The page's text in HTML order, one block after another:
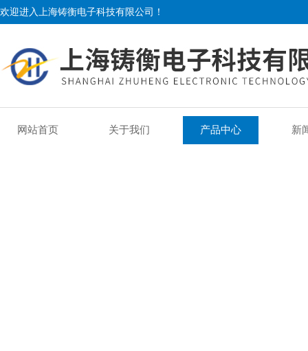
欢迎进入上海铸衡电子科技有限公司！
网站首页 关于我们 产品中心 新